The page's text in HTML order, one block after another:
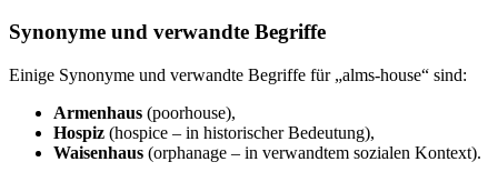
Synonyme und verwandte Begriffe
Einige Synonyme und verwandte Begriffe für „alms-house“ sind:
Armenhaus (poorhouse),
Hospiz (hospice – in historischer Bedeutung),
Waisenhaus (orphanage – in verwandtem sozialen Kontext).